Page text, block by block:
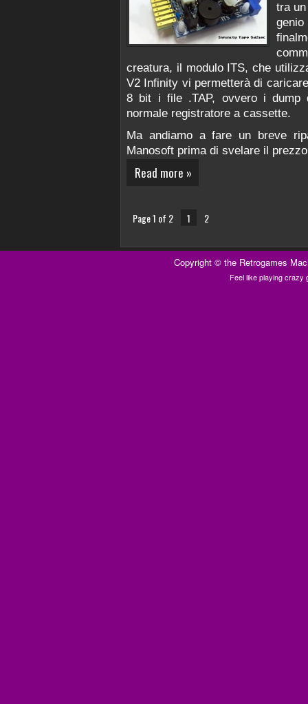
tra
creatura, il modulo ITS, che
V2 Infinity vi permetterà di
8 bit i file .TAP, ovvero i dump
normale registratore a cassette.
Ma andiamo a fare un breve
Manosoft prima di svelare il
Read more »
Page 1 of 2 1 2
Copyright ©the Retrogames
Feel like playing